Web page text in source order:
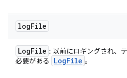
logFile
LogFile : 以前にロギングされ、
必要がある
LogFile 。